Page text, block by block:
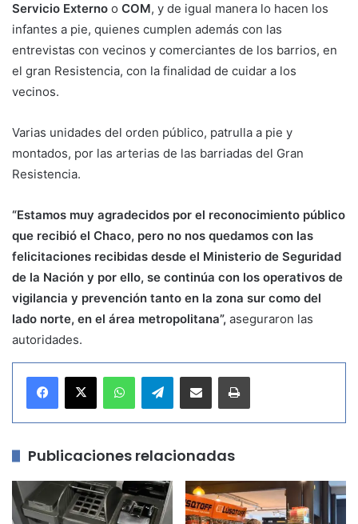
Servicio Externo o COM, y de igual manera lo hacen los
infantes a pie, quienes cumplen además con las
entrevistas con vecinos y comerciantes de los barrios, en
el gran Resistencia, con la finalidad de cuidar a los
vecinos.
Varias unidades del orden público, patrulla a pie y
montados, por las arterias de las barriadas del Gran
Resistencia.
“Estamos muy agradecidos por el reconocimiento público
que recibió el Chaco, pero no nos quedamos con las
felicitaciones recibidas desde el Ministerio de Seguridad
de la Nación y por ello, se continúa con los operativos de
vigilancia y prevención tanto en la zona sur como del
lado norte, en el área metropolitana”, aseguraron las
autoridades.
Telegram
Publicaciones relacionadas